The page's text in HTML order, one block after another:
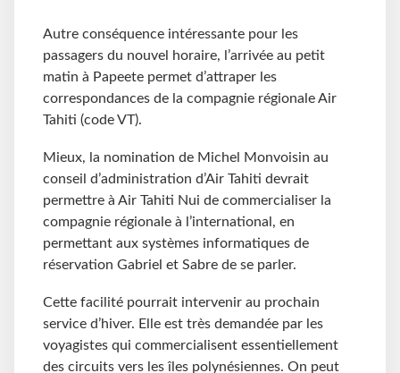
Autre conséquence intéressante pour les
passagers du nouvel horaire, l’arrivée au petit
matin à Papeete permet d’attraper les
correspondances de la compagnie régionale Air
Tahiti (code VT).
Mieux, la nomination de Michel Monvoisin au
conseil d’administration d’Air Tahiti devrait
permettre à Air Tahiti Nui de commercialiser la
compagnie régionale à l’international, en
permettant aux systèmes informatiques de
réservation Gabriel et Sabre de se parler.
Cette facilité pourrait intervenir au prochain
service d’hiver. Elle est très demandée par les
voyagistes qui commercialisent essentiellement
des circuits vers les îles polynésiennes. On peut